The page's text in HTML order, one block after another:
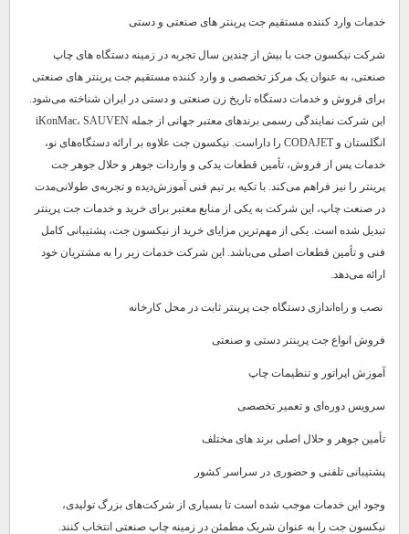
خدمات وارد کننده مستقیم جت پرینتر های صنعتی و دستی
شرکت نیکسون جت با بیش از چندین سال تجربه در زمینه دستگاه های چاپ
صنعتی، به عنوان یک مرکز تخصصی و وارد کننده مستقیم جت پرینتر های صنعتی
برای فروش و خدمات دستگاه تاریخ زن صنعتی و دستی در ایران شناخته می‌شود.
این شرکت نمایندگی رسمی برندهای معتبر جهانی از جمله iKonMac، SAUVEN
انگلستان و CODAJET را داراست. نیکسون جت علاوه بر ارائه دستگاه‌های نو،
خدمات پس از فروش، تأمین قطعات یدکی و واردات جوهر و حلال‌ جوهر جت
پرینتر را نیز فراهم می‌کند. با تکیه بر تیم فنی آموزش‌دیده و تجربه‌ی طولانی‌مدت
در صنعت چاپ، این شرکت به یکی از منابع معتبر برای خرید و خدمات جت پرینتر
تبدیل شده است. یکی از مهم‌ترین مزایای خرید از نیکسون جت، پشتیبانی کامل
فنی و تأمین قطعات اصلی می‌باشد. این شرکت خدمات زیر را به مشتریان خود
ارائه می‌دهد.
نصب و راه‌اندازی دستگاه جت پرینتر ثابت در محل کارخانه
فروش انواع جت پرینتر دستی و صنعتی
آموزش اپراتور و تنظیمات چاپ
سرویس دوره‌ای و تعمیر تخصصی
تأمین جوهر و حلال اصلی برند های مختلف
پشتیبانی تلفنی و حضوری در سراسر کشور
وجود این خدمات موجب شده است تا بسیاری از شرکت‌های بزرگ تولیدی،
نیکسون جت را به عنوان شریک مطمئن در زمینه چاپ صنعتی انتخاب کنند.